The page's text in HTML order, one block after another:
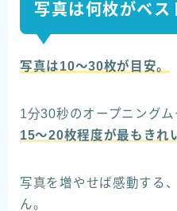
写真は何枚がベス
写真は10〜30枚が目安。
1分30秒のオープニングム
15〜20枚程度が最もきれ
写真を増やせば感動する
ん。